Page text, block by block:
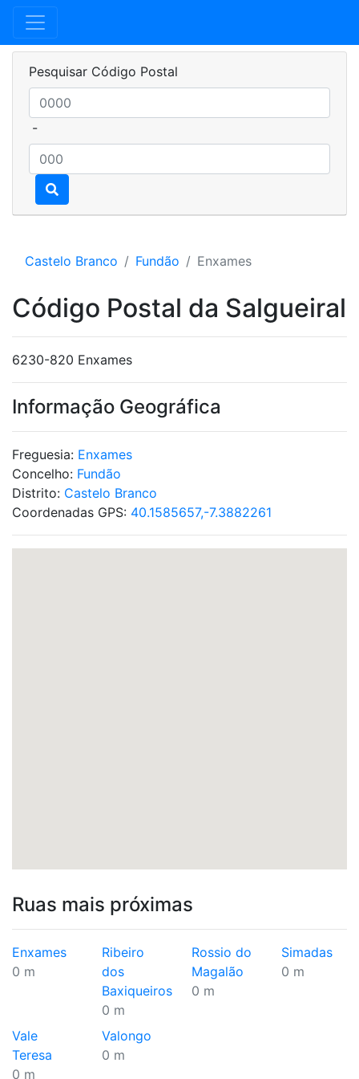
Pesquisar Código Postal
-
Castelo Branco Fundão Enxames
Código Postal da Salgueiral
6230-820 Enxames
Informação Geográfica
Freguesia: Enxames
Concelho: Fundão
Distrito: Castelo Branco
Coordenadas GPS: 40.1585657,-7.3882261
Ruas mais próximas
Enxames
0 m
Ribeiro
dos
Baxiqueiros
0 m
Rossio do
Magalão
0 m
Simadas
0 m
Vale
Teresa
0 m
Valongo
0 m